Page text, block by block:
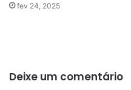
fev 24, 2025
Deixe um comentário